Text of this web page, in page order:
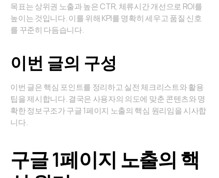
목표는 상위권 노출과 높은 CTR, 체류시간 개선으로 ROI를
높이는 것입니다. 이를 위해 KPI를 명확히 세우고 품질 신호
를 꾸준히 다듬습니다.
이번 글의 구성
이번 글은 핵심 포인트를 정리하고 실전 체크리스트와 활용
팁을 제시합니다. 결국은 사용자의 의도에 맞춘 콘텐츠와 명
확한 정보구조가 구글 1페이지 노출의 핵심 원리임을 시사합
니다.
구글 1페이지 노출의 핵